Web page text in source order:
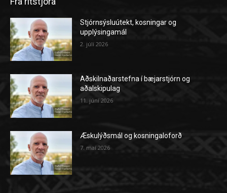
Stjórnsýsluútekt, kosningar og
upplýsingamál
2. júlí 2026
Aðskilnaðarstefna í bæjarstjórn og
aðalskipulag
11. júní 2026
Æskulýðsmál og kosningaloforð
7. maí 2026